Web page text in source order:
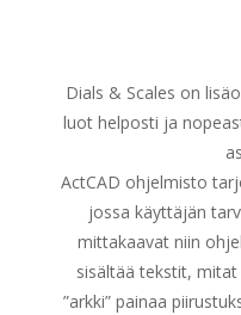
Dials & Scales on
luot helposti ja
ActCAD ohjelmisto
jossa käyttäjän
mittakaavat niin
sisältää tekstit,
”arkki” painaa